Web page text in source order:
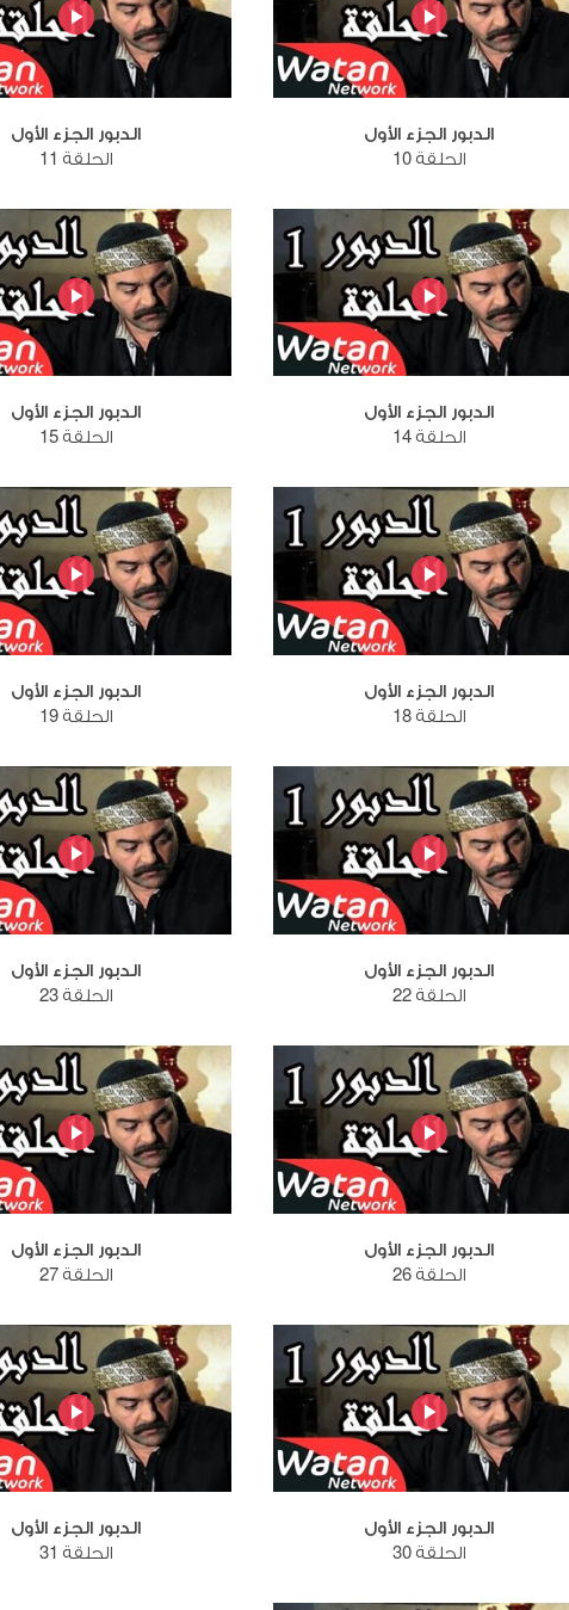
الدبور الجزء الأول
الحلقة 10
الدبور الجزء الأول
الحلقة 11
الدبور الجزء الأول
الحلقة 14
الدبور الجزء الأول
الحلقة 15
الدبور الجزء الأول
الحلقة 18
الدبور الجزء الأول
الحلقة 19
الدبور الجزء الأول
الحلقة 22
الدبور الجزء الأول
الحلقة 23
الدبور الجزء الأول
الحلقة 26
الدبور الجزء الأول
الحلقة 27
الدبور الجزء الأول
الحلقة 30
الدبور الجزء الأول
الحلقة 31